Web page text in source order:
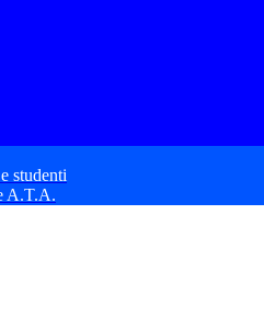
studenti
A.T.A.